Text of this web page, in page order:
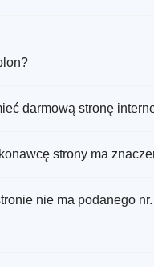
darmową stronę
strony ma
nie ma podanego nr.